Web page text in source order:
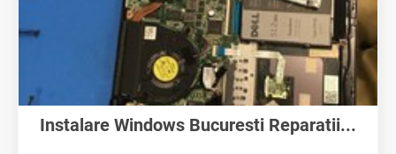
Instalare Windows Bucuresti Reparatii...